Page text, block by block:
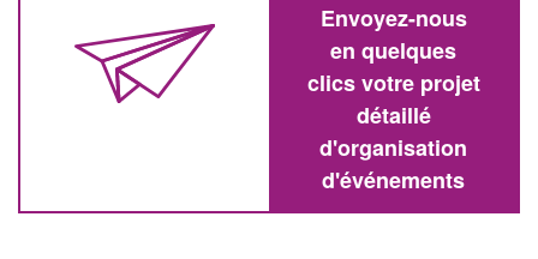
Envoyez-nous
en quelques
clics votre projet
détaillé
d'organisation
d'événements